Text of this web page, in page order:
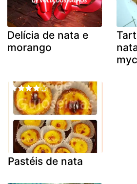
Delícia de nata e
morango
Pastéis de nata